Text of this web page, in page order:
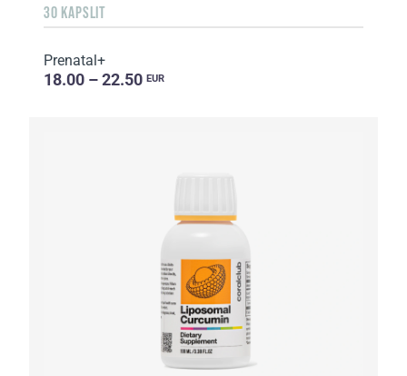
30 KAPSLIT
Prenatal+
18.00 – 22.50 EUR